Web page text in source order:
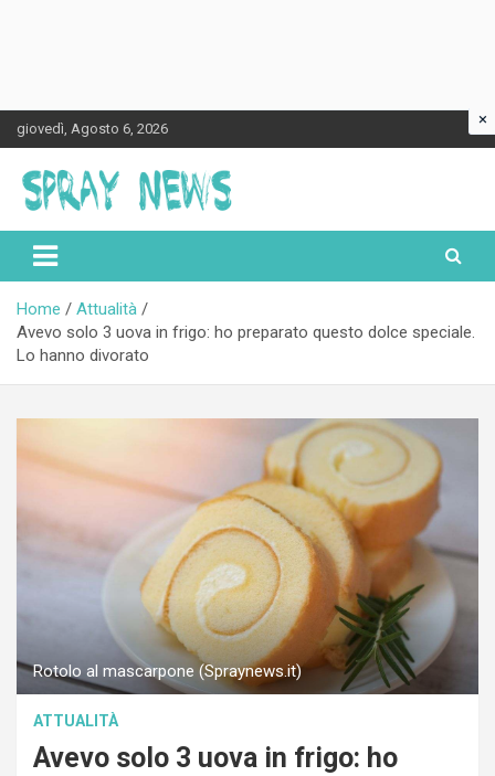
Skip
to
content
giovedì, Agosto 6, 2026
Spraynews.it
Home
Attualità
Avevo solo 3 uova in frigo: ho preparato questo dolce speciale.
Lo hanno divorato
Rotolo al mascarpone (Spraynews.it)
ATTUALITÀ
Avevo solo 3 uova in frigo: ho
×